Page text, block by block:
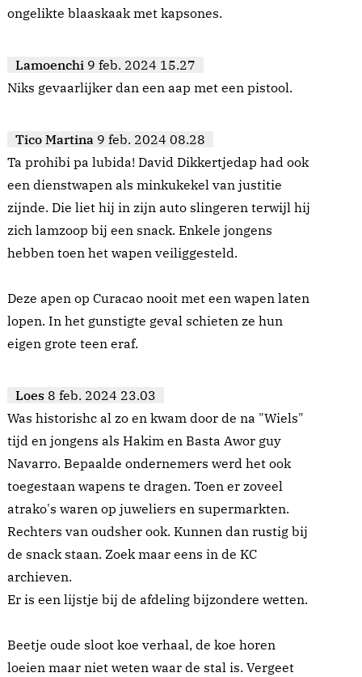
ongelikte blaaskaak met kapsones.
Lamoenchi 9 feb. 2024 15.27
Niks gevaarlijker dan een aap met een pistool.
Tico Martina 9 feb. 2024 08.28
Ta prohibi pa lubida! David Dikkertjedap had ook
een dienstwapen als minkukekel van justitie
zijnde. Die liet hij in zijn auto slingeren terwijl hij
zich lamzoop bij een snack. Enkele jongens
hebben toen het wapen veiliggesteld.
Deze apen op Curacao nooit met een wapen laten
lopen. In het gunstigte geval schieten ze hun
eigen grote teen eraf.
Loes 8 feb. 2024 23.03
Was historishc al zo en kwam door de na "Wiels"
tijd en jongens als Hakim en Basta Awor guy
Navarro. Bepaalde ondernemers werd het ook
toegestaan wapens te dragen. Toen er zoveel
atrako's waren op juweliers en supermarkten.
Rechters van oudsher ook. Kunnen dan rustig bij
de snack staan. Zoek maar eens in de KC
archieven.
Er is een lijstje bij de afdeling bijzondere wetten.
Beetje oude sloot koe verhaal, de koe horen
loeien maar niet weten waar de stal is. Vergeet